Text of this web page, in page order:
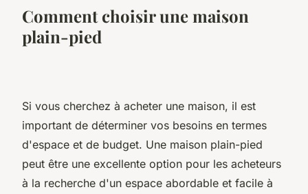
Comment choisir une maison
plain-pied
Si vous cherchez à acheter une maison, il est
important de déterminer vos besoins en termes
d'espace et de budget. Une maison plain-pied
peut être une excellente option pour les acheteurs
à la recherche d'un espace abordable et facile à